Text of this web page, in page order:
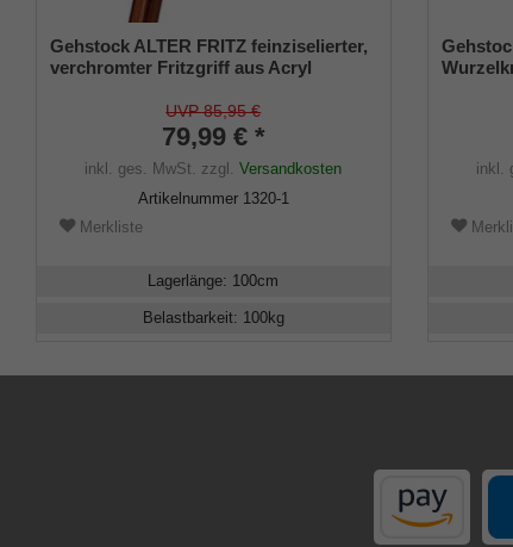
Gehstock ALTER FRITZ feinziselierter,
verchromter Fritzgriff aus Acryl
Buchenholz kirschbaumfarben
gebeizt,Chromring,inklusive
UVP 85,95 €
79,99 € *
inkl. ges. MwSt. zzgl.Versandkosten
Artikelnummer 1320-1
Merkliste
Lagerlänge: 100cm
Belastbarkeit: 100kg
inkl.